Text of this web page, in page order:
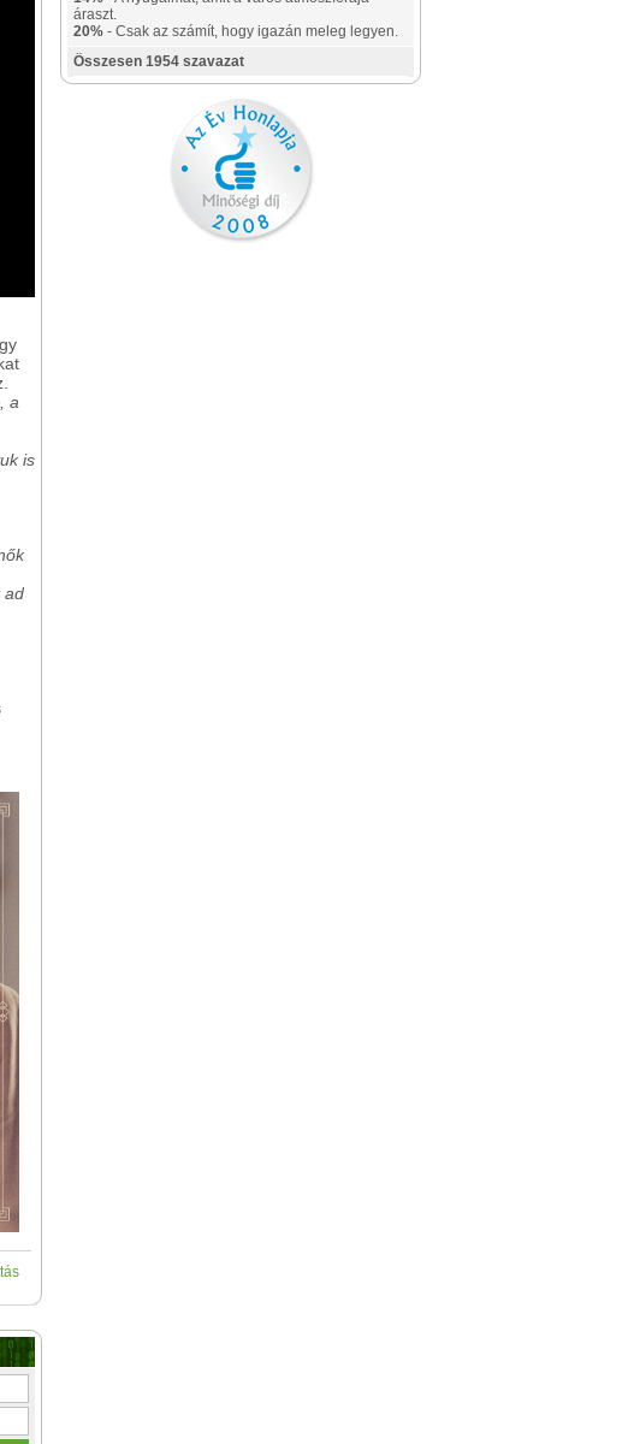
a
is
ad
áraszt.
20% - Csak az számít, hogy igazán meleg legyen.
Összesen 1954 szavazat